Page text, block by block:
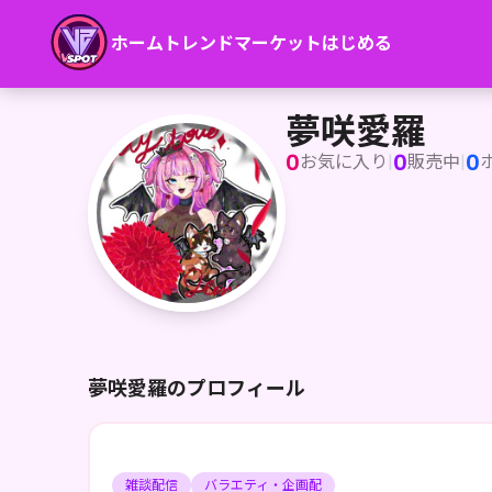
ホーム トレンドマーケットはじめる
夢咲愛羅
人間界に興味があって魔界のお城から抜け出して来ました！
夢咲愛羅
0お気に入り |0販売中|0
夢咲愛羅のプロフィール
雑談配信 バラエティ・企画配